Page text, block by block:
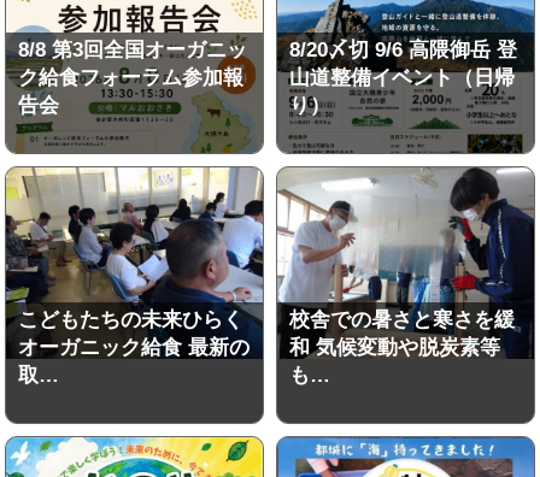
8/8 第3回全国オーガニッ
ク給食フォーラム参加報
告会
8/20〆切 9/6 高隈御岳 登
山道整備イベント（日帰
り）
こどもたちの未来ひらく
オーガニック給食 最新の
取…
校舎での暑さと寒さを緩
和 気候変動や脱炭素等
も…